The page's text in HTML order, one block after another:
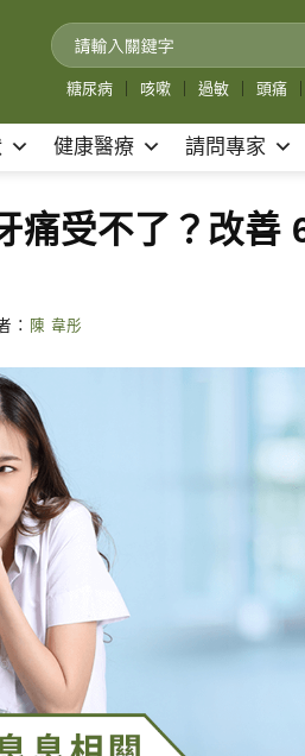
糖尿病 咳嗽 過敏 頭痛
健康醫療 請問專家
痛受不了？改善
： 陳 韋彤